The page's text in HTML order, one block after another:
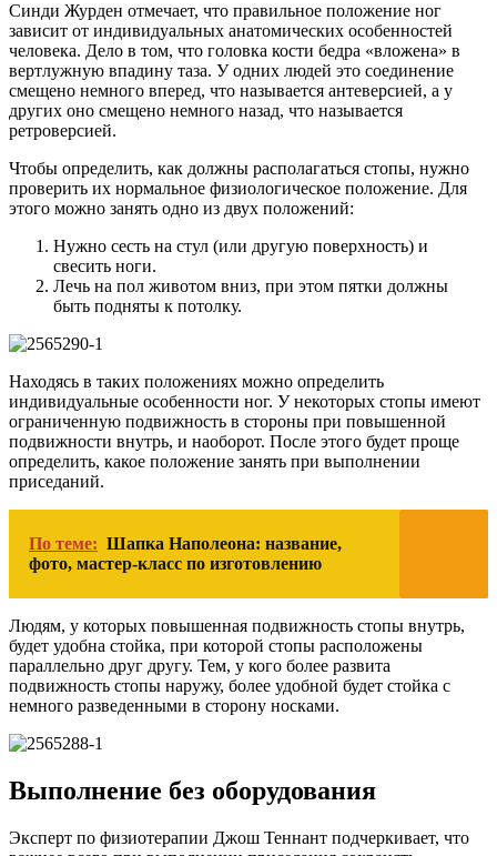
Синди Журден отмечает, что правильное положение ног
зависит от индивидуальных анатомических особенностей
человека. Дело в том, что головка кости бедра «вложена» в
вертлужную впадину таза. У одних людей это соединение
смещено немного вперед, что называется антеверсией, а у
других оно смещено немного назад, что называется
ретроверсией.
Чтобы определить, как должны располагаться стопы, нужно
проверить их нормальное физиологическое положение. Для
этого можно занять одно из двух положений:
Нужно сесть на стул (или другую поверхность) и
свесить ноги.
Лечь на пол животом вниз, при этом пятки должны
быть подняты к потолку.
Находясь в таких положениях можно определить
индивидуальные особенности ног. У некоторых стопы имеют
ограниченную подвижность в стороны при повышенной
подвижности внутрь, и наоборот. После этого будет проще
определить, какое положение занять при выполнении
приседаний.
По теме: Шапка Наполеона: название,
фото, мастер-класс по изготовлению
Людям, у которых повышенная подвижность стопы внутрь,
будет удобна стойка, при которой стопы расположены
параллельно друг другу. Тем, у кого более развита
подвижность стопы наружу, более удобной будет стойка с
немного разведенными в сторону носками.
Выполнение без оборудования
Эксперт по физиотерапии Джош Теннант подчеркивает, что